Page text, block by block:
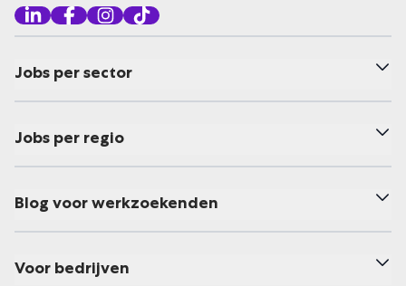
Jobs per sector
Jobs per regio
Blog voor werkzoekenden
Voor bedrijven